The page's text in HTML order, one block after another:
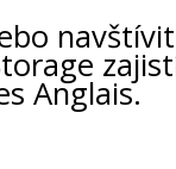
Anglais.